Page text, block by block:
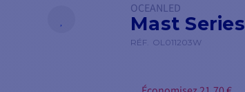
OCEANLED
Mast
RÉF. OL011203W